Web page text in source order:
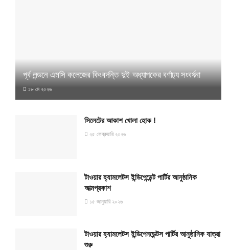
পূর্ব লন্ডনে এমসি কলেজের কিংবদন্তি দুই অধ্যাপকের বর্ণাঢ্য সংবর্ধনা
১৮ মে ২০২৬
সিলেটের আকাশ খোলা হোক !
২৫ ফেব্রুয়ারি ২০২৬
টাওয়ার হ্যামলেটস ইন্ডিপেন্ডেন্ট পার্টির আনুষ্ঠানিক
আত্মপ্রকাশ
১৫ জানুয়ারি ২০২৬
টাওয়ার হ্যামলেটস ইন্ডিপেনডেন্টস পার্টির আনুষ্ঠানিক যাত্রা
শুরু